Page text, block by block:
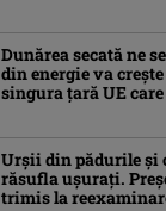
Dunărea secată ne
din energie va
singura țară UE care
Urșii din pădurile și
răsufla ușurați.
trimis la